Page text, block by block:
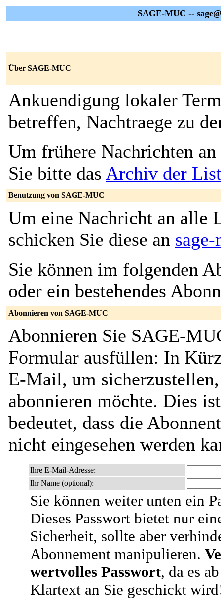
SAGE-MUC --
Über SAGE-MUC
Ankuendigung lokaler
betreffen, Nachtraege zu
Um frühere Nachrichten an
Sie bitte das Archiv der
Benutzung von SAGE-MUC
Um eine Nachricht an alle
schicken Sie diese an
Sie können im folgenden
oder ein bestehendes
Abonnieren von SAGE-MUC
Abonnieren Sie SAGE-
Formular ausfüllen: In
E-Mail, um
abonnieren möchte. Dies
bedeutet, dass die
nicht eingesehen werden
Ihre E-Mail-Adresse:
Ihr Name (optional):
Sie können weiter unten ein
Dieses Passwort bietet nur
Sicherheit, sollte aber
Abonnement manipulieren.
wertvolles Passwort, da es
Klartext an Sie geschickt